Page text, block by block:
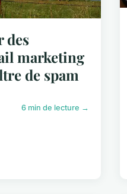
des
marketing
de spam
6 min de lecture →